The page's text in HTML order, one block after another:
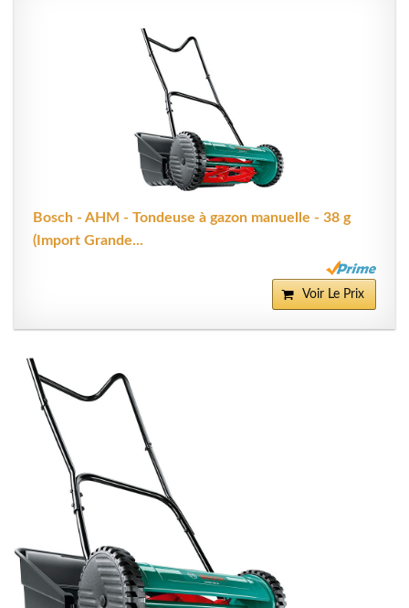
Bosch - AHM - Tondeuse à gazon manuelle - 38 g
(Import Grande...
Voir Le Prix